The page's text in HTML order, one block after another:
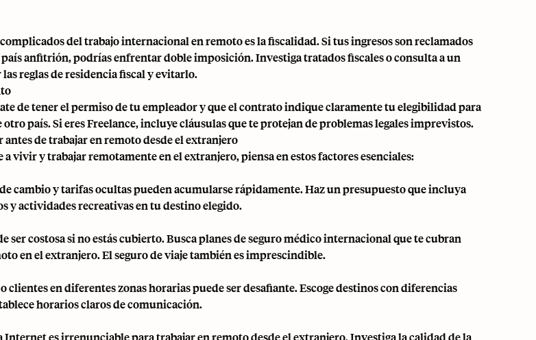
del trabajo internacional en remoto es la fiscalidad. Si tus ingresos son reclamados
país anfitrión, podrías enfrentardoble imposición. Investiga tratados fiscales o consulta a un
reglas de residencia fiscal y evitarlo.
de tener el permiso de tu empleador y que el contrato indique claramente tu elegibilidad para
país. Si eres Freelance, incluye cláusulas que te protejan de problemas legales imprevistos.
antes de trabajar en remoto desde el extranjero
vivir y trabajar remotamente en el extranjero, piensa en estos factores esenciales:
de cambio y tarifas ocultas pueden acumularse rápidamente. Haz un presupuesto que incluya
y actividades recreativas en tu destino elegido.
ser costosa si no estás cubierto. Busca planes de seguro médico internacional que te cubran
en el extranjero. El seguro de viaje también es imprescindible.
clientes en diferentes zonas horarias puede ser desafiante. Escoge destinos con diferencias
horarios claros de comunicación.
Internet es irrenunciable para trabajar en remoto desde el extranjero. Investiga la calidad de la